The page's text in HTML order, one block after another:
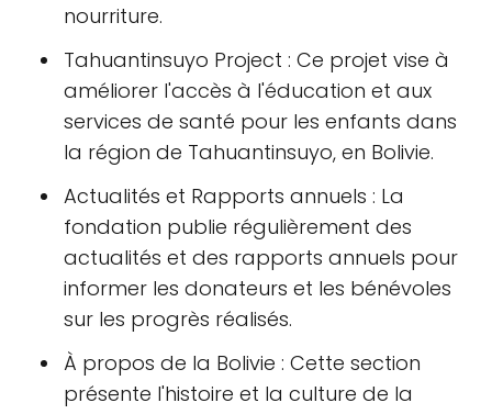
nourriture.
Tahuantinsuyo Project : Ce projet vise à
améliorer l'accès à l'éducation et aux
services de santé pour les enfants dans
la région de Tahuantinsuyo, en Bolivie.
Actualités et Rapports annuels : La
fondation publie régulièrement des
actualités et des rapports annuels pour
informer les donateurs et les bénévoles
sur les progrès réalisés.
À propos de la Bolivie : Cette section
présente l'histoire et la culture de la